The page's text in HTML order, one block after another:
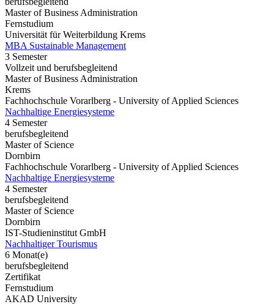
Master of Business Administration
Fernstudium
Universität für Weiterbildung Krems
MBA Sustainable Management
3 Semester
Vollzeit und berufsbegleitend
Master of Business Administration
Krems
Fachhochschule Vorarlberg - University of Applied Sciences
Nachhaltige Energiesysteme
4 Semester
berufsbegleitend
Master of Science
Dornbirn
Fachhochschule Vorarlberg - University of Applied Sciences
Nachhaltige Energiesysteme
4 Semester
berufsbegleitend
Master of Science
Dornbirn
IST-Studieninstitut GmbH
Nachhaltiger Tourismus
6 Monat(e)
berufsbegleitend
Zertifikat
Fernstudium
AKAD University